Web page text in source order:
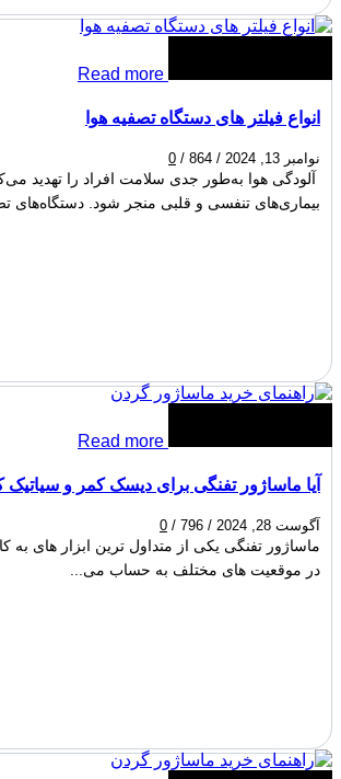
Read more
انواع فیلتر های دستگاه تصفیه هوا
نوامبر 13, 2024 /
864
/
0
آلودگی هوا به‌طور جدی سلامت افراد را تهدید
بیماری‌های تنفسی و قلبی منجر شود. دستگاه‌های
Read more
آیا ماساژور تفنگی برای دیسک کمر و سیاتیک
آگوست 28, 2024 /
796
/
0
ماساژور تفنگی یکی از متداول ترین ابزار های به
در موقعیت های مختلف به حساب می...